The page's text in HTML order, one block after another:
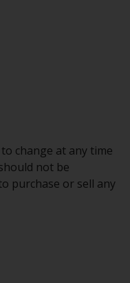
die als
die auf
aktuellen
zu den
in
change at any time
not be
purchase or sell any